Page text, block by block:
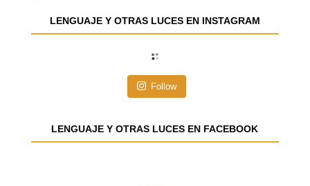
c
m
LENGUAJE Y OTRAS LUCES EN INSTAGRAM
Follow
LENGUAJE Y OTRAS LUCES EN FACEBOOK